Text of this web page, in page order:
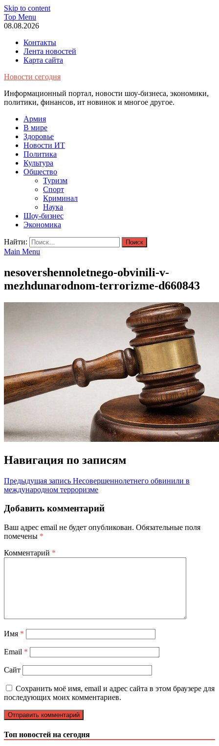
Skip to content
Top Menu
08.08.2026
Контакты
Лента новостей
Карта сайта
Новости сегодня
Информационный портал, новости шоу-бизнеса, экономики,
политики, финансов, ит новинок и многое другое.
Армия
В мире
Здоровье
Новости ИТ
Политика
Культура
Общество
Туризм
Спорт
Криминал
Наука
Шоу-бизнес
Экономика
Найти:
Main Menu
nesovershennoletnego-obvinili-v-
mezhdunarodnom-terrorizme-d660843
Навигация по записям
Предыдущая запись Несовершеннолетнего обвинили в
международном терроризме
Добавить комментарий
Ваш адрес email не будет опубликован. Обязательные поля
помечены *
Комментарий *
Имя *
Email *
Сайт
Сохранить моё имя, email и адрес сайта в этом браузере для
последующих моих комментариев.
Топ новостей на сегодня